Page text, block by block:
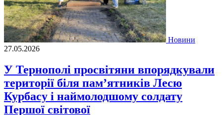
Новини
27.05.2026
У Тернополі просвітяни впорядкували
території біля пам’ятників Лесю
Курбасу і наймолодшому солдату
Першої світової